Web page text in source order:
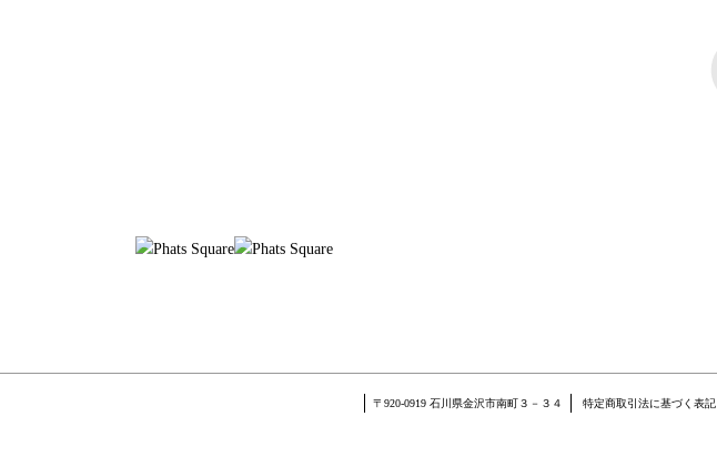
〒920-0919 石川県金沢市南町３－３４ 特定商取引法に基づく表記